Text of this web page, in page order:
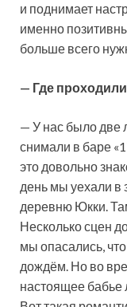
и поднимает
именно
больше всего
— Где
— У нас было две
снимали в баре
это довольно
день мы уехали в
деревню Юкки.
Несколько сцен
мы опасались,
дождём. Но во
настоящее бабье